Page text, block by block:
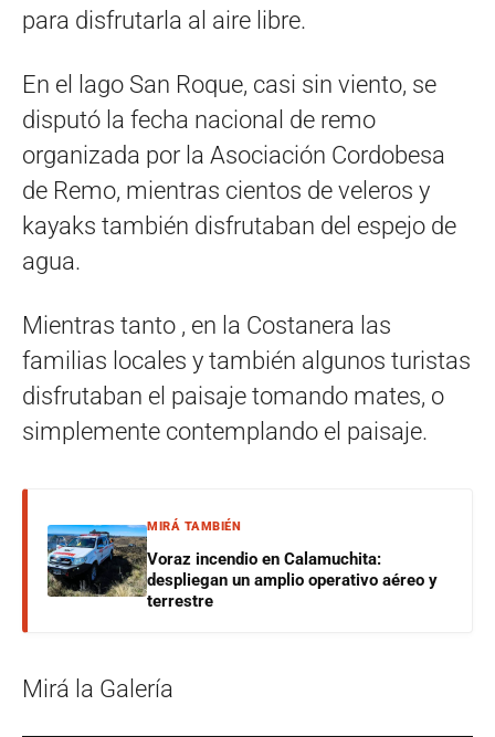
para disfrutarla al aire libre.
En el lago San Roque, casi sin viento, se
disputó la fecha nacional de remo
organizada por la Asociación Cordobesa
de Remo, mientras cientos de veleros y
kayaks también disfrutaban del espejo de
agua.
Mientras tanto , en la Costanera las
familias locales y también algunos turistas
disfrutaban el paisaje tomando mates, o
simplemente contemplando el paisaje.
MIRÁ TAMBIÉN
Voraz incendio en Calamuchita:
despliegan un amplio operativo aéreo y
terrestre
Mirá la Galería